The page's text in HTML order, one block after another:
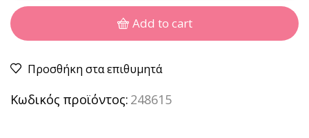
Add to cart
Προσθήκη στα επιθυμητά
Κωδικός προϊόντος: 248615